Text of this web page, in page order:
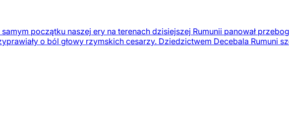
samym początku naszej ery na terenach dzisiejszej Rumunii panował
o ból głowy rzymskich cesarzy. Dziedzictwem Decebala Rumuni